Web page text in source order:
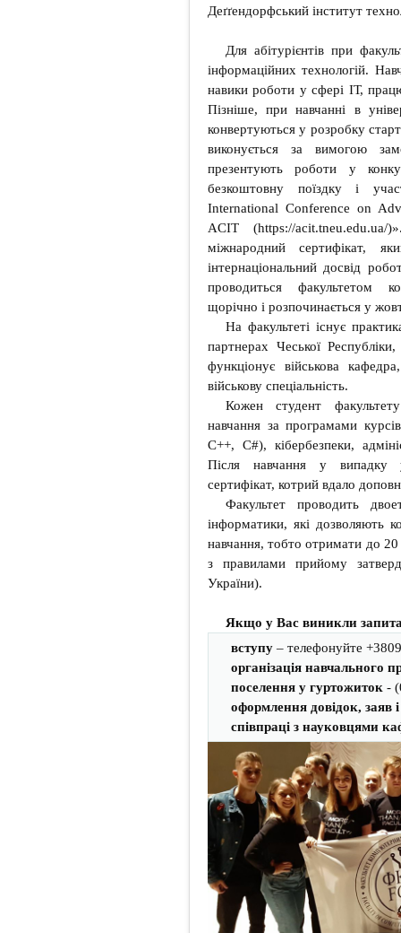
Деґґендорфський інститут
Для абітурієнтів при
інформаційних технологій.
навики роботи у сфері ІТ,
Пізніше, при навчанні в
конвертуються у розробку
виконується за вимогою
презентують роботи у
безкоштовну поїздку і
International Conference on
ACIT (https://
міжнародний сертифікат,
інтернаціональний досвід
проводиться факультетом
щорічно і розпочинається у
На факультеті існує
партнерах Чеської
функціонує військова
військову спеціальність.
Кожен студент
навчання за програмами
C++, C#), кібербезпеки,
Після навчання у випадку
сертифікат, котрий вдало
Факультет проводить
інформатики, які дозволяють
навчання, тобто отримати до 20
з правилами прийому
України).
Якщо у Вас виникли
вступу – телефонуйте
організація навчального
поселення у гуртожиток -
оформлення довідок, заяв і
співпраці з науковцями